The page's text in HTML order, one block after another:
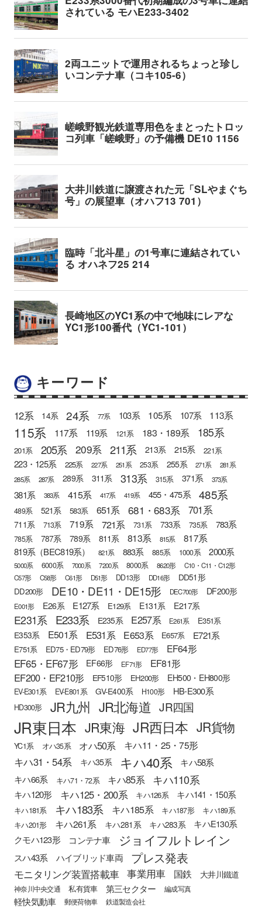
キーワード
12系 14系 24系 77系 103系 105系 107系 113系
115系 117系 119系 121系 183・189系 185系
201系 205系 209系 211系 213系 215系 221系
223・125系 225系 227系 251系 253系 255系 271系
281系
285系
287系 289系 311系 313系 315系 371系 373系
381系 383系 415系 417系 419系 455・475系 485系
489系 521系 583系 651系 681・683系 701系
711系 713系 719系 721系 731系 733系 735系 783系
785系 787系 789系 811系 813系 815系 817系
819系（BEC819系） 821系 883系 885系 1000系 2000系
5000系 6000系 7000系 7200系 8000系 8620形
C10・C11・C12形
C57形
C58形 C61形 D51形 DD13形 DD16形 DD51形
DD200形 DE10・DE11・DE15形 DEC700形 DF200形
E001形 E26系 E127系 E129系 E131系 E217系
E231系 E233系 E235系 E257系 E261系 E351系
E353系 E501系 E531系 E653系 E657系 E721系
E751系 ED75・ED79形 ED76形 ED77形 EF64形
EF65・EF67形 EF66形 EF71形
EF81形
EF200・EF210形
EF510形 EH200形 EH500・EH800形
EV-E301系 EV-E801系 GV-E400系 H100形 HB-E300系
HD300形 JR九州 JR北海道 JR四国
JR東日本 JR東海 JR西日本 JR貨物
YC1系 オハ35系 オハ50系 キハ11・25・75形
キハ31・54系 キハ35系 キハ40系 キハ58系
キハ66系 キハ71・72系 キハ85系 キハ110系
キハ120形 キハ125・200系 キハ126系 キハ141・150系
キハ181系 キハ183系 キハ185系 キハ187形
キハ189系
キハ201形
キハ261系 キハ281系 キハ283系
キハE130系
クモハ123形
コンテナ車 ジョイフルトレイン
スハ43系 ハイブリッド車両 プレス発表
モニタリング装置搭載車 事業用車 国鉄 大井川鐵道
神奈川中央交通 私有貨車 第三セクター 編成写真
軽快気動車 郵便荷物車 鉄道製造会社